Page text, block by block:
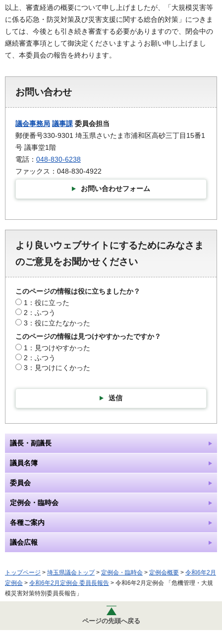
以上、審査経過の概要について申し上げましたが、「大規模災害等
に係る応急・防災対策及び災害支援に関する総合的対策」につきま
しては、今後とも引き続き審査する必要がありますので、閉会中の
継続審査事項として御決定くださいますようお願い申し上げまし
て、本委員会の報告を終わります。
お問い合わせ
議会事務局 議事課 委員会担当
郵便番号330-9301 埼玉県さいたま市浦和区高砂三丁目15番1
号 議事堂1階
電話： 048-830-6238
ファックス：048-830-4922
お問い合わせフォーム
より良いウェブサイトにするためにみなさま
のご意見をお聞かせください
このページの情報は役に立ちましたか？
1：役に立った
2：ふつう
3：役に立たなかった
このページの情報は見つけやすかったですか？
1：見つけやすかった
2：ふつう
3：見つけにくかった
送信
議長・副議長
議員名簿
委員会
定例会・臨時会
各種ご案内
議会広報
トップページ > 埼玉県議会トップ> 定例会・臨時会 > 定例会概要 > 令和6年2月
定例会 > 令和6年2月定例会 委員長報告 > 令和6年2月定例会 「危機管理・大規
模災害対策特別委員長報告」
ページの先頭へ戻る